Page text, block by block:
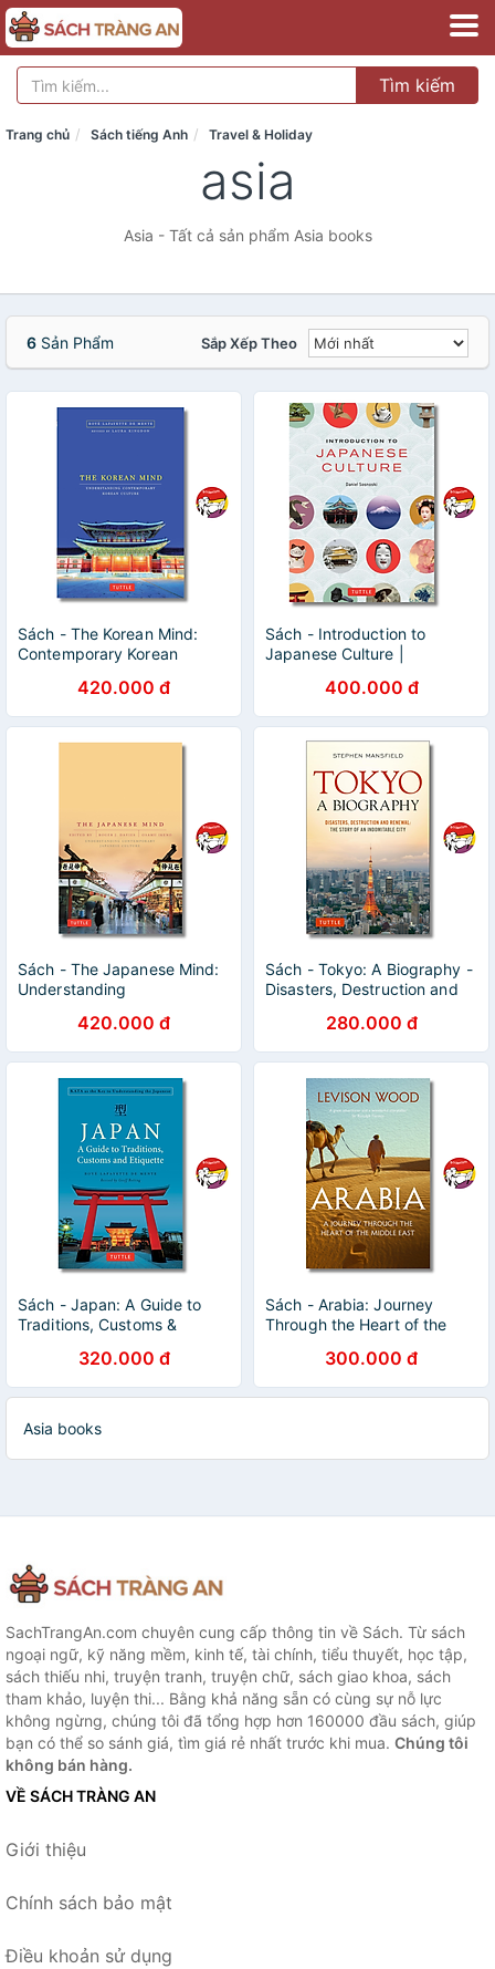
Tìm kiếm
Trang chủ Sách tiếng Anh Travel & Holiday
asia
Asia - Tất cả sản phẩm Asia books
6 Sản Phẩm Sắp Xếp Theo
Sách - The Korean Mind:
Contemporary Korean
khẩu / Văn hóa Hàn Quốc
420.000 đ
Sách - Introduction to
Japanese Culture |
Bản / Ngoại văn Nhập khẩu
400.000 đ
Sách - The Japanese Mind:
Understanding
Culture | Nonfiction/ Văn hóa
Nhật Bản
420.000 đ
Sách - Tokyo: A Biography -
Disasters, Destruction and
Indomitable City
280.000 đ
Sách - Japan: A Guide to
Traditions, Customs &
hóa Truyền thống Nhật Bản
320.000 đ
Sách - Arabia: Journey
Through the Heart of the
Wood | Ngoại văn Nhập
khẩu
300.000 đ
Asia books
SachTrangAn.com chuyên cung cấp thông tin về Sách. Từ sách
ngoại ngữ, kỹ năng mềm, kinh tế, tài chính, tiểu thuyết, học tập,
sách thiếu nhi, truyện tranh, truyện chữ, sách giao khoa, sách
tham khảo, luyện thi... Bằng khả năng sẵn có cùng sự nỗ lực
không ngừng, chúng tôi đã tổng hợp hơn 160000 đầu sách, giúp
bạn có thể so sánh giá, tìm giá rẻ nhất trước khi mua. Chúng tôi
không bán hàng.
VỀ SÁCH TRÀNG AN
Giới thiệu
Chính sách bảo mật
Điều khoản sử dụng